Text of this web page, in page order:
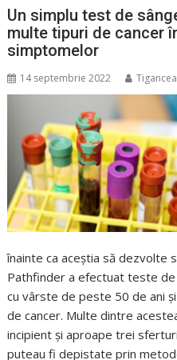
Un simplu test de
multe tipuri de cancer
simptomelor
14 septembrie 2022
înainte ca aceștia să dezvolte
Pathfinder a efectuat teste
cu vârste de peste 50 de ani
de cancer. Multe dintre
incipient și aproape trei
puteau fi depistate prin